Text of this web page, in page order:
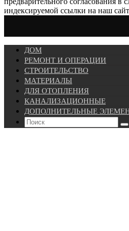
индексируемой ссылки на наш
ДОМ
РЕМОНТ И ОПЕРАЦИИ
СТРОИТЕЛЬСТВО
МАТЕРИАЛЫ
ДЛЯ ОТОПЛЕНИЯ
КАНАЛИЗАЦИОННЫЕ
ДОПОЛНИТЕЛЬНЫЕ